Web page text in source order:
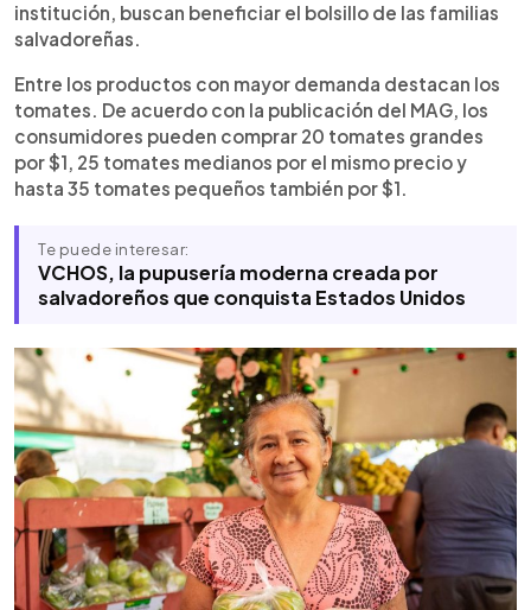
institución, buscan beneficiar el bolsillo de las familias
salvadoreñas.
Entre los productos con mayor demanda destacan los
tomates. De acuerdo con la publicación del MAG, los
consumidores pueden comprar 20 tomates grandes
por $1, 25 tomates medianos por el mismo precio y
hasta 35 tomates pequeños también por $1.
Te puede interesar:
VCHOS, la pupusería moderna creada por
salvadoreños que conquista Estados Unidos